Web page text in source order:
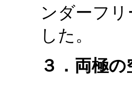
ンダーフ
した。
３．両極の